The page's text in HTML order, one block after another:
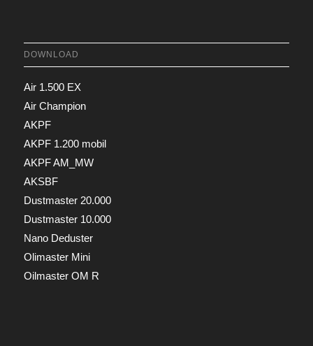
DOWNLOAD
Air 1.500 EX
Air Champion
AKPF
AKPF 1.200 mobil
AKPF AM_MW
AKSBF
Dustmaster 20.000
Dustmaster 10.000
Nano Deduster
Olimaster Mini
Oilmaster OM R